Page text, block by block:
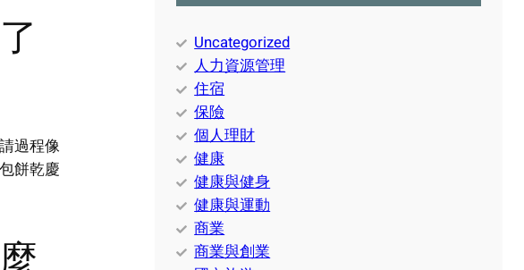
過程像
餅乾慶
Uncategorized
人力資源管理
住宿
保險
個人理財
健康
健康與健身
健康與運動
商業
商業與創業